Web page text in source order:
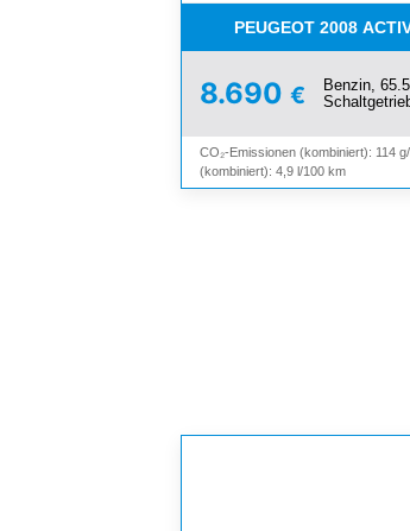
PEUGEOT 2008
8.690 €
Benzin,
CO₂-Emissionen (kombiniert): 114
(kombiniert): 4,9 l/100 km